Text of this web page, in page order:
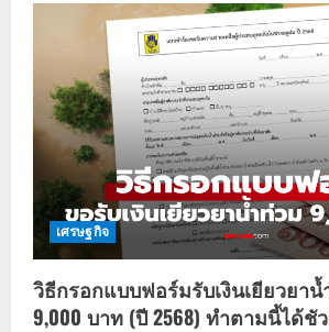
สถานะ
เงิน
น้ำ
ท่วม
9,000
บาท
โอน
เพิ่ม
จังหวัด
เศรษฐกิจ
วิธีกรอกแบบฟอร์มรับเงินเยียวยา
9,000 บาท (ปี 2568) ทำตามนี้ได้ชั